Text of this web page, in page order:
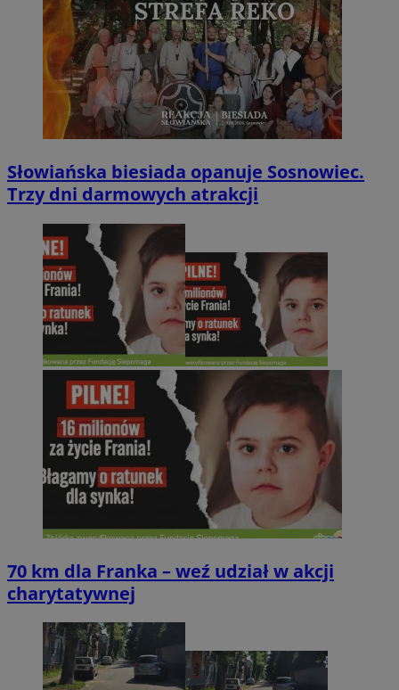
Słowiańska biesiada opanuje Sosnowiec.
Trzy dni darmowych atrakcji
70 km dla Franka – weź udział w akcji
charytatywnej